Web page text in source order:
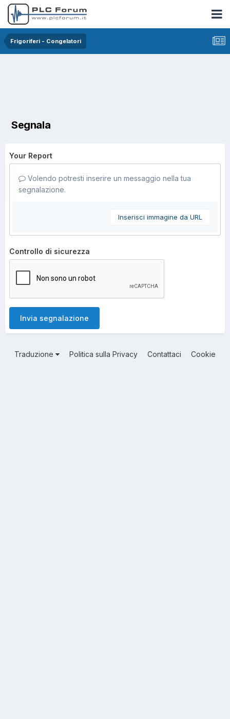
Frigoriferi - Congelatori
Segnala
Your Report
Volendo potresti inserire un messaggio nella tua
segnalazione.
Inserisci immagine da URL
Controllo di sicurezza
Invia segnalazione
Traduzione Politica sulla Privacy Contattaci Cookie